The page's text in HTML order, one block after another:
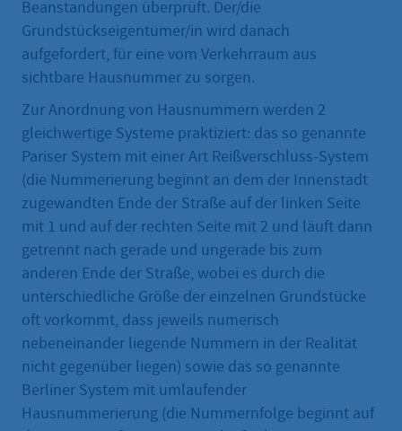
Beanstandungen überprüft. Der/die
Grundstückseigentümer/in wird danach
aufgefordert, für eine vom Verkehrraum aus
sichtbare Hausnummer zu sorgen.
Zur Anordnung von Hausnummern werden 2
gleichwertige Systeme praktiziert: das so genannte
Pariser System mit einer Art Reißverschluss-System
(die Nummerierung beginnt an dem der Innenstadt
zugewandten Ende der Straße auf der linken Seite
mit 1 und auf der rechten Seite mit 2 und läuft dann
getrennt nach gerade und ungerade bis zum
anderen Ende der Straße, wobei es durch die
unterschiedliche Größe der einzelnen Grundstücke
oft vorkommt, dass jeweils numerisch
nebeneinander liegende Nummern in der Realität
nicht gegenüber liegen) sowie das so genannte
Berliner System mit umlaufender
Hausnummerierung (die Nummernfolge beginnt auf